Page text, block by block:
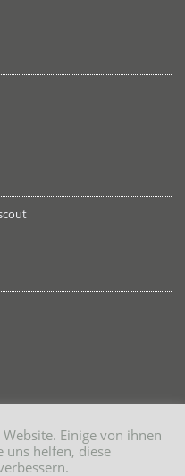
Einige von ihnen
uns helfen, diese